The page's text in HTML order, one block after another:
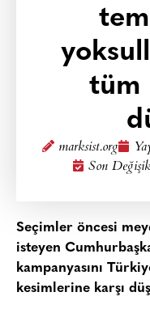
tüm
marksist.org
Son
Seçimler öncesi
isteyen
kampanyasını
kesimlerine karşı